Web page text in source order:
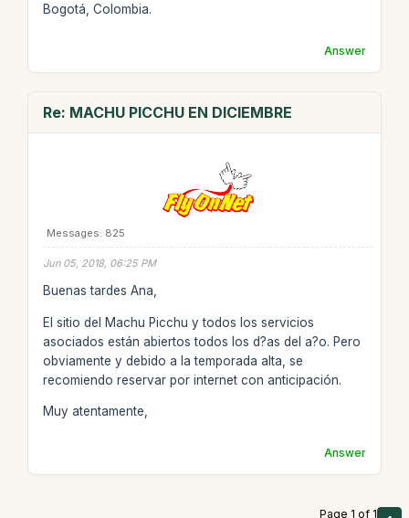
Bogotá, Colombia.
Answer
Re: MACHU PICCHU EN DICIEMBRE
Messages: 825
Jun 05, 2018, 06:25 PM
Buenas tardes Ana,
El sitio del Machu Picchu y todos los servicios
asociados están abiertos todos los d?as del a?o. Pero
obviamente y debido a la temporada alta, se
recomiendo reservar por internet con anticipación.
Muy atentamente,
Answer
Page 1 of 1